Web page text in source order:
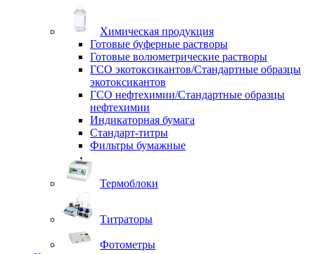
Химическая продукция
Готовые буферные растворы
Готовые волюметрические растворы
ГСО экотоксикантов/Стандартные образцы
экотоксикантов
ГСО нефтехимии/Стандартные образцы
нефтехимии
Индикаторная бумага
Стандарт-титры
Фильтры бумажные
Термоблоки
Титраторы
Фотометры